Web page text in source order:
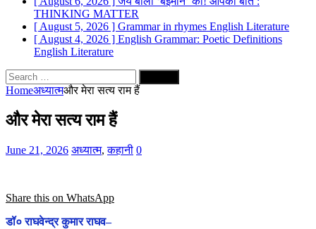
THINKING MATTER
[ August 5, 2026 ] Grammar in rhymes English Literature
[ August 4, 2026 ] English Grammar: Poetic Definitions
English Literature
Search
for:
Homeअध्यात्मऔर मेरा सत्य राम हैं
और मेरा सत्य राम हैं
June 21, 2026 अध्यात्म,कहानी 0
Share this on WhatsApp
डॉ० राघवेन्द्र कुमार राघव–